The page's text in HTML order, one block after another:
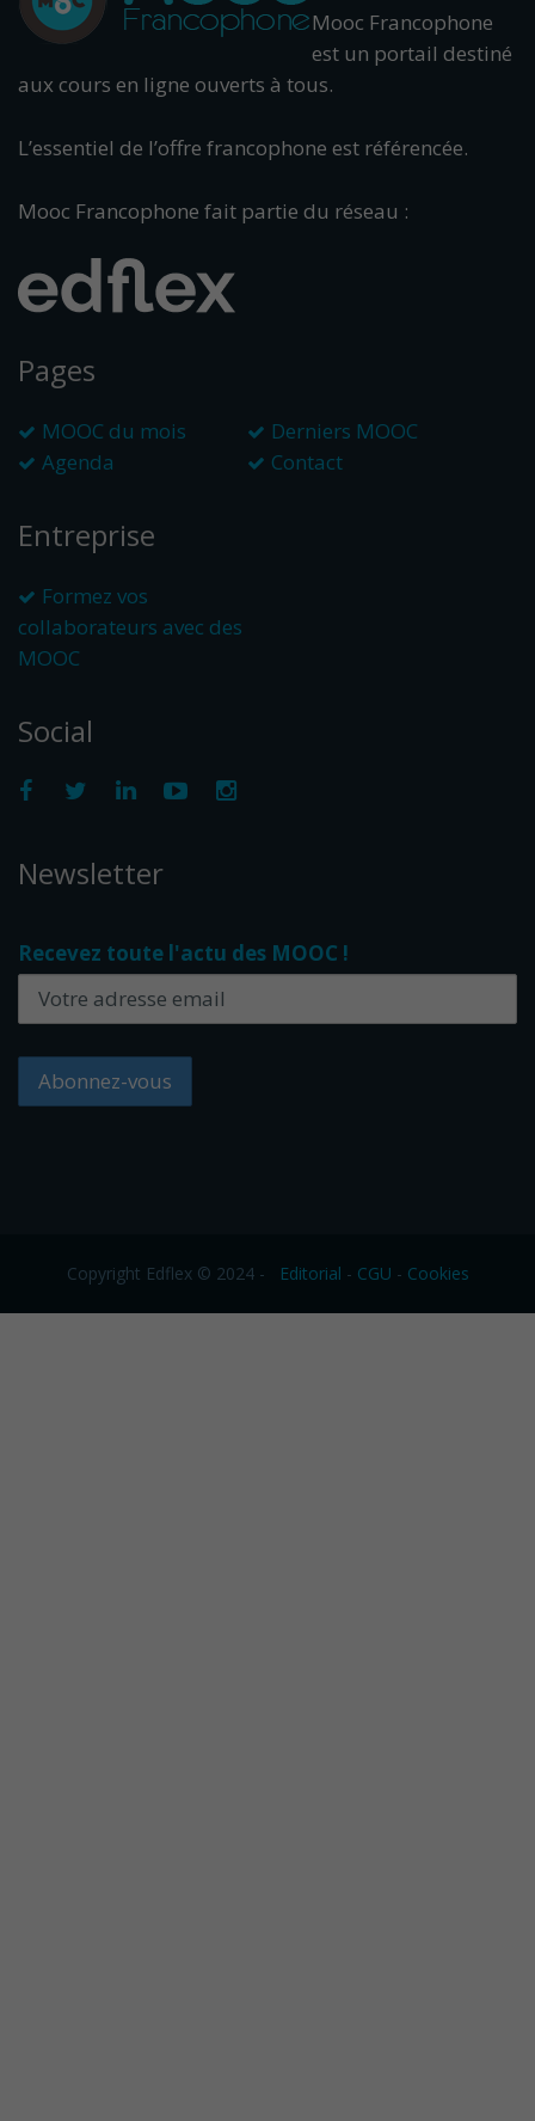
Mooc Francophone
est un portail destiné
aux cours en ligne ouverts à tous.
L’essentiel de l’offre francophone est référencée.
Mooc Francophone fait partie du réseau :
Pages
MOOC du mois
Derniers MOOC
Agenda
Contact
Entreprise
Formez vos
collaborateurs avec des
MOOC
Social
Newsletter
Recevez toute l'actu des MOOC !
Copyright Edflex © 2024 - Editorial - CGU - Cookies